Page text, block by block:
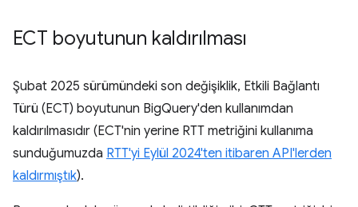
ECT boyutunun kaldırılması
Şubat 2025 sürümündeki son değişiklik, Etkili Bağlantı
Türü (ECT) boyutunun BigQuery'den kullanımdan
kaldırılmasıdır (ECT'nin yerine RTT metriğini kullanıma
sunduğumuzda RTT'yi Eylül 2024'ten itibaren API'lerden
kaldırmıştık).